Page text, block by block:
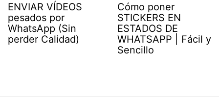
ENVIAR VÍDEOS
pesados por
WhatsApp (Sin
perder Calidad)
Cómo poner
STICKERS EN
ESTADOS DE
WHATSAPP | Fácil y
Sencillo